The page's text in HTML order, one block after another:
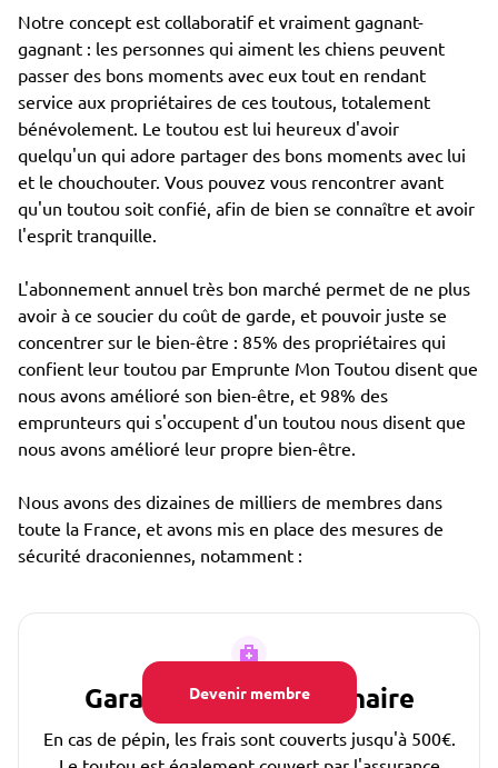
Devenir membre
Notre concept est collaboratif et vraiment gagnant-
gagnant : les personnes qui aiment les chiens peuvent
passer des bons moments avec eux tout en rendant
service aux propriétaires de ces toutous, totalement
bénévolement. Le toutou est lui heureux d'avoir
quelqu'un qui adore partager des bons moments avec lui
et le chouchouter. Vous pouvez vous rencontrer avant
qu'un toutou soit confié, afin de bien se connaître et avoir
l'esprit tranquille.
L'abonnement annuel très bon marché permet de ne plus
avoir à ce soucier du coût de garde, et pouvoir juste se
concentrer sur le bien-être : 85% des propriétaires qui
confient leur toutou par Emprunte Mon Toutou disent que
nous avons amélioré son bien-être, et 98% des
emprunteurs qui s'occupent d'un toutou nous disent que
nous avons amélioré leur propre bien-être.
Nous avons des dizaines de milliers de membres dans
toute la France, et avons mis en place des mesures de
sécurité draconiennes, notamment :
Garantie Frais Vétérinaire
En cas de pépin, les frais sont couverts jusqu'à 500€.